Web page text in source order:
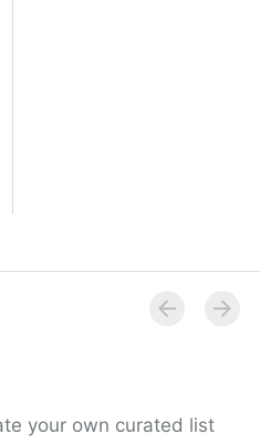
your own curated list